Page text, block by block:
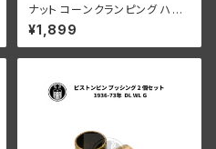
ナット コーンクランピング ハン
ドルバー ハーレーダビッドソン 1
936-48年 EL FL UL クローム
メッキ
¥1,899